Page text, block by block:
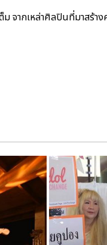
จากเหล่าศิลปินที่มาสร้า